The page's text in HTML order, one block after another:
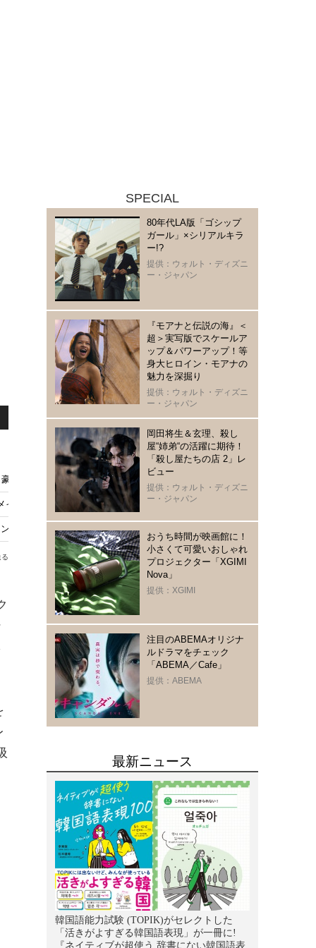
華ラインナップ
キング公開
ト2』NGシーン公開
SPECIAL
80年代LA版「ゴシップ
ガール」×シリアルキラ
ー!?
提供：ウォルト・ディズニ
ー・ジャパン
『モアナと伝説の海』＜
超＞実写版でスケールア
ップ＆パワーアップ！等
身大ヒロイン・モアナの
魅力を深掘り
提供：ウォルト・ディズニ
ー・ジャパン
岡田将生＆玄理、殺し
屋“姉弟“の活躍に期待！
「殺し屋たちの店 2」レ
ビュー
提供：ウォルト・ディズニ
ー・ジャパン
おうち時間が映画館に！
小さくて可愛いおしゃれ
プロジェクター「XGIMI
Nova」
提供：XGIMI
注目のABEMAオリジナ
ルドラマをチェック
「ABEMA／Cafe」
提供：ABEMA